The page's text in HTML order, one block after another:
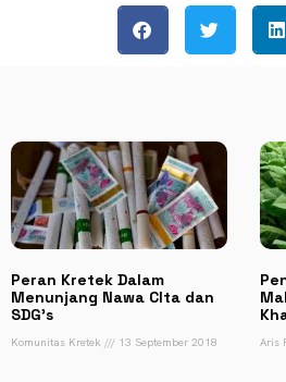
Peran Kretek Dalam
Menunjang Nawa CIta dan
SDG’s
Komunitas Kretek 13 September 2018 Aris